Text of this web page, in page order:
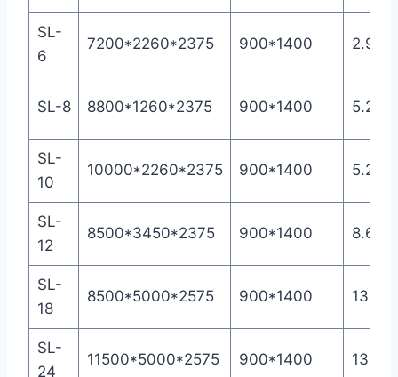
SL-
6
7200*2260*2375 900*1400 2.96
SL-8 8800*1260*2375 900*1400 5.24
SL-
10
10000*2260*2375 900*1400 5.24
SL-
12
8500*3450*2375 900*1400 8.61
SL-
18
8500*5000*2575 900*1400 13.48
SL-
24
11500*5000*2575 900*1400 13.48